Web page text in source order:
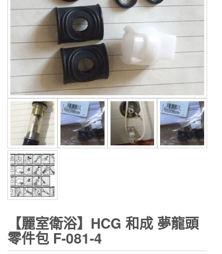
【麗室衛浴】HCG 和成 夢龍頭
零件包 F-081-4